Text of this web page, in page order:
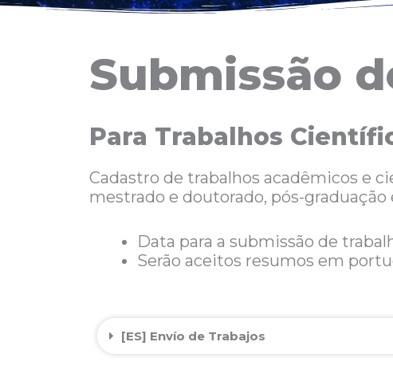
Submissão
Para Trabalhos
Cadastro de trabalhos acadêmicos e
mestrado e doutorado, pós-graduação
Data para a submissão de
Serão aceitos resumos em
[ES] Envío de Trabajos